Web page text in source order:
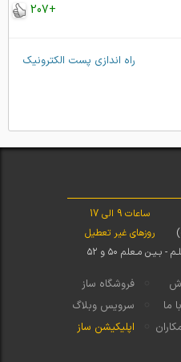
+207
راه اندازی پست الکترونیک
ساعات 9 الی 17
روزهای غیر تعطیل
مـعلم ۵۰ و ۵۲
فروشگاه ساز
ما
سرویس وبلاگ
اپلیکیشن ساز